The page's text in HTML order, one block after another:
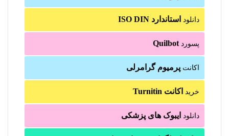
دانلود استاندارد ISO DIN
پسورد Quilbot
اکانت پرمیوم گرامرلی
خرید اکانت Turnitin
دانلود ایبوک های پزشکی